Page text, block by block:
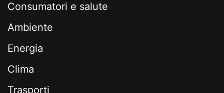
Consumatori e salute
Ambiente
Energia
Clima
Trasporti